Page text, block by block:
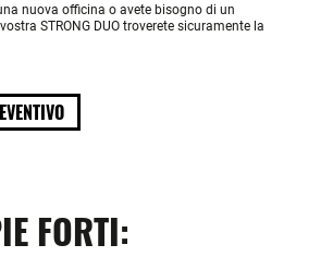
nuova officina o avete bisogno di un
STRONG DUO troverete sicuramente la
FORTI: